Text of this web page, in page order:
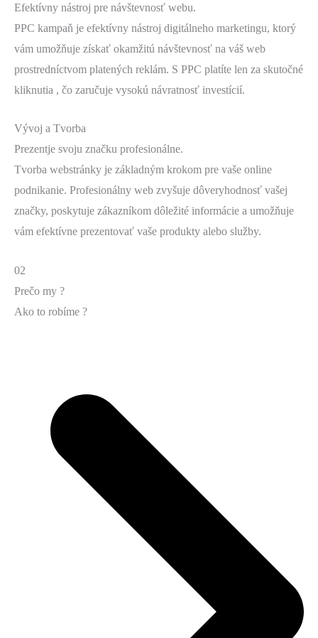
Efektívny nástroj pre návštevnosť webu.
PPC kampaň je efektívny nástroj digitálneho marketingu, ktorý
vám umožňuje získať okamžitú návštevnosť na váš web
prostredníctvom platených reklám. S PPC platíte len za skutočné
kliknutia , čo zaručuje vysokú návratnosť investícií.
Vývoj a Tvorba
Prezentje svoju značku profesionálne.
Tvorba webstránky je základným krokom pre vaše online
podnikanie. Profesionálny web zvyšuje dôveryhodnosť vašej
značky, poskytuje zákazníkom dôležité informácie a umožňuje
vám efektívne prezentovať vaše produkty alebo služby.
02
Prečo my ?
Ako to robíme ?